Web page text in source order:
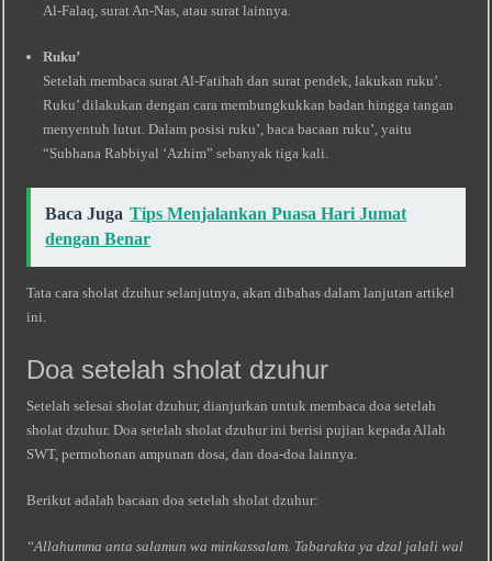
Al-Falaq, surat An-Nas, atau surat lainnya.
Ruku’
Setelah membaca surat Al-Fatihah dan surat pendek, lakukan ruku’.
Ruku’ dilakukan dengan cara membungkukkan badan hingga tangan
menyentuh lutut. Dalam posisi ruku’, baca bacaan ruku’, yaitu
“Subhana Rabbiyal ‘Azhim” sebanyak tiga kali.
Baca Juga Tips Menjalankan Puasa Hari Jumat
dengan Benar
Tata cara sholat dzuhur selanjutnya, akan dibahas dalam lanjutan artikel
ini.
Doa setelah sholat dzuhur
Setelah selesai sholat dzuhur, dianjurkan untuk membaca doa setelah
sholat dzuhur. Doa setelah sholat dzuhur ini berisi pujian kepada Allah
SWT, permohonan ampunan dosa, dan doa-doa lainnya.
Berikut adalah bacaan doa setelah sholat dzuhur:
“Allahumma anta salamun wa minkassalam. Tabarakta ya dzal jalali wal